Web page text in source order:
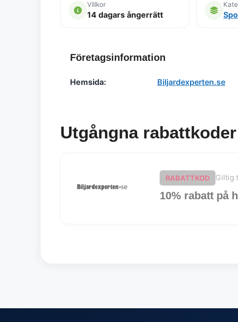
Villkor
14 dagars ångerrätt
Företagsinformation
Hemsida: Biljardexperten.se
Utgångna rabattkoder
RABATTKOD Giltig
10% rabatt på